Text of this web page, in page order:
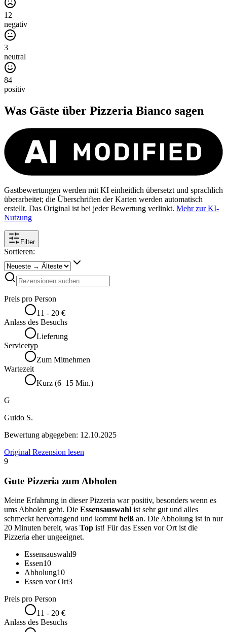
12
negativ
3
neutral
84
positiv
Was Gäste über Pizzeria Bianco sagen
Gastbewertungen werden mit KI einheitlich übersetzt und sprachlich
überarbeitet; die Überschriften der Karten werden automatisch
erstellt. Das Original ist bei jeder Bewertung verlinkt. Mehr zur KI-
Nutzung
Filter
Sortieren:
Preis pro Person
11 - 20 €
Anlass des Besuchs
Lieferung
Servicetyp
Zum Mitnehmen
Wartezeit
Kurz (6–15 Min.)
G
Guido S.
Bewertung abgegeben: 12.10.2025
Original Rezension lesen
9
Gute Pizzeria zum Abholen
Meine Erfahrung in dieser Pizzeria war positiv, besonders wenn es
ums Abholen geht. Die Essensauswahl ist sehr gut und alles
schmeckt hervorragend und kommtheiß an. Die Abholung ist in nur
20 Minuten bereit, was Top ist! Für das Essen vor Ort ist die
Pizzeria eher ungeeignet.
Essensauswahl9
Essen10
Abholung10
Essen vor Ort3
Preis pro Person
11 - 20 €
Anlass des Besuchs